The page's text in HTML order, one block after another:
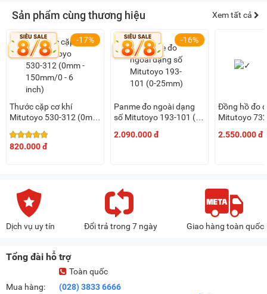
Sản phẩm cùng thương hiệu Xem tất cả
-17%
Thước cặp cơ khí
Mitutoyo 530-312 (0mm
820.000 đ
-16%
Panme đo ngoài dạng
số Mitutoyo 193-101 (0-
2.090.000 đ
Đồng hồ đo
Mitutoyo
2.550.000 đ
Dịch vụ uy tín Đổi trả trong 7 ngày Giao hàng toàn quốc
Tổng đài hỗ trợ
Mua hàng:
Toàn quốc
(028) 3833 6666